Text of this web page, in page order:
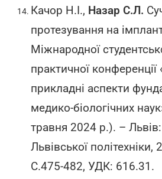
Качор Н.І., Назар С.Л.
протезування на
Міжнародної
практичної конференції
прикладні аспекти
медико-біологічних
травня 2024 р.). –
Львівської
С.475-482, УДК: 616.31.